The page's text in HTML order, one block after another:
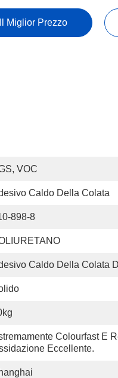
Miglior Prezzo
VOC
Caldo Della Colata
898-8
Caldo Della Colata
Colourfast E
Eccellente.